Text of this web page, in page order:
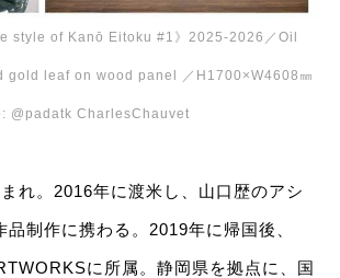
style of Kanō Eitoku #1》2025-2026／Oil
gold leaf on wood panel ／H1700×W4608㎜
@padatk CharlesChauvet
れ。2016年に渡米し、山口歴のアシ
品制作に携わる。2019年に帰国後、
に所属。静岡県を拠点に、国